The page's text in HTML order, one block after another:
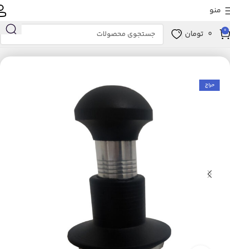
منو
0
0 تومان
خانه لوازم خانگی برقی نوشیدنی ساز لوازم جانبی و مصرفی نوشیدنی‌ساز
حراج